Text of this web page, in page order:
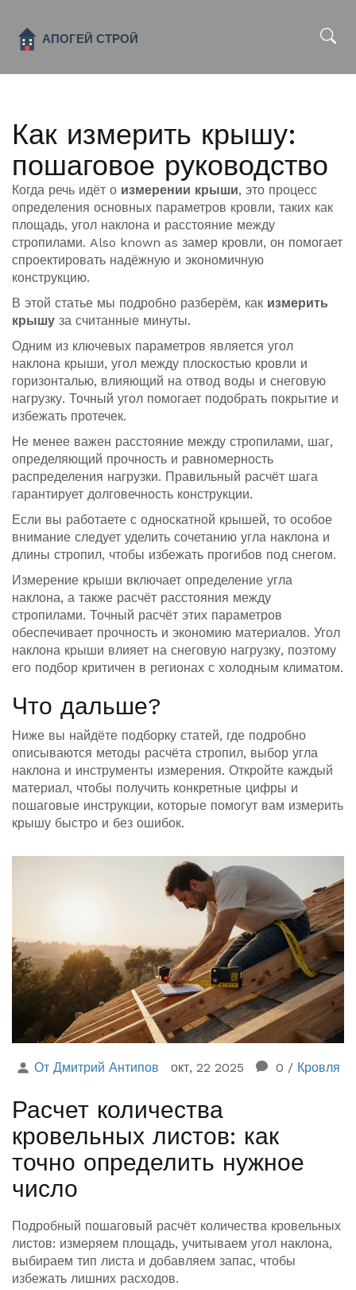
Как измерить крышу:
пошаговое руководство
Когда речь идёт о измерении крыши, это процесс
определения основных параметров кровли, таких как
площадь, угол наклона и расстояние между
стропилами. Also known as замер кровли, он помогает
спроектировать надёжную и экономичную
конструкцию.
В этой статье мы подробно разберём, как измерить
крышу за считанные минуты.
Одним из ключевых параметров является угол
наклона крыши, угол между плоскостью кровли и
горизонталью, влияющий на отвод воды и снеговую
нагрузку. Точный угол помогает подобрать покрытие и
избежать протечек.
Не менее важен расстояние между стропилами, шаг,
определяющий прочность и равномерность
распределения нагрузки. Правильный расчёт шага
гарантирует долговечность конструкции.
Если вы работаете с односкатной крышей, то особое
внимание следует уделить сочетанию угла наклона и
длины стропил, чтобы избежать прогибов под снегом.
Измерение крыши включает определение угла
наклона, а также расчёт расстояния между
стропилами. Точный расчёт этих параметров
обеспечивает прочность и экономию материалов. Угол
наклона крыши влияет на снеговую нагрузку, поэтому
его подбор критичен в регионах с холодным климатом.
Что дальше?
Ниже вы найдёте подборку статей, где подробно
описываются методы расчёта стропил, выбор угла
наклона и инструменты измерения. Откройте каждый
материал, чтобы получить конкретные цифры и
пошаговые инструкции, которые помогут вам измерить
крышу быстро и без ошибок.
От Дмитрий Антипов окт, 22 2025 0 / Кровля
Расчет количества
кровельных листов: как
точно определить нужное
число
Подробный пошаговый расчёт количества кровельных
листов: измеряем площадь, учитываем угол наклона,
выбираем тип листа и добавляем запас, чтобы
избежать лишних расходов.